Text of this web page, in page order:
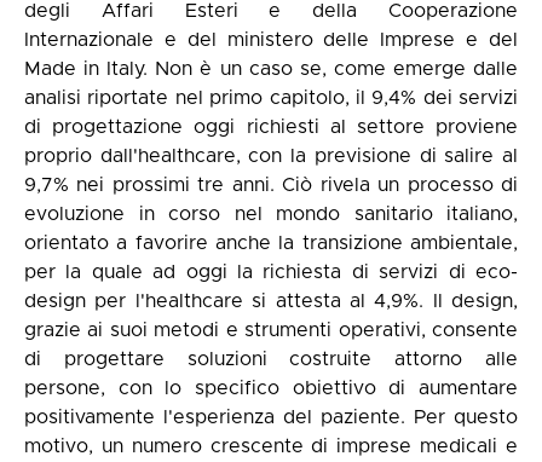
degli Affari Esteri e della Cooperazione
Internazionale e del ministero delle Imprese e del
Made in Italy. Non è un caso se, come emerge dalle
analisi riportate nel primo capitolo, il 9,4% dei servizi
di progettazione oggi richiesti al settore proviene
proprio dall'healthcare, con la previsione di salire al
9,7% nei prossimi tre anni. Ciò rivela un processo di
evoluzione in corso nel mondo sanitario italiano,
orientato a favorire anche la transizione ambientale,
per la quale ad oggi la richiesta di servizi di eco-
design per l'healthcare si attesta al 4,9%. Il design,
grazie ai suoi metodi e strumenti operativi, consente
di progettare soluzioni costruite attorno alle
persone, con lo specifico obiettivo di aumentare
positivamente l'esperienza del paziente. Per questo
motivo, un numero crescente di imprese medicali e